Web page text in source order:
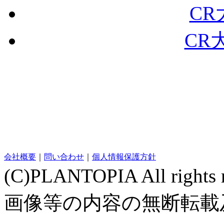
CR
CR
会社概要 問い合わせ 個人情報保護方針
(C)PLANTOPIA All rights
画像等の内容の無断転